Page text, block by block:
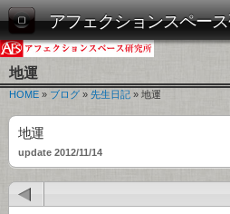
アフェクションスペー
地運
HOME » ブログ » 先生日記 » 地運
地運
update 2012/11/14